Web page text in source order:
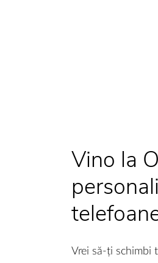
Vino la
Vrei să-ți schimbi